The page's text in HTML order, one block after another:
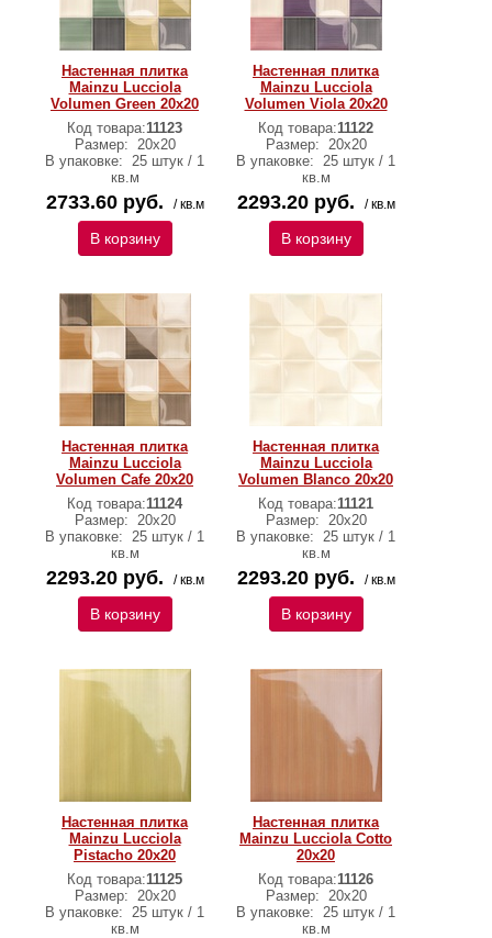
Настенная плитка
Mainzu Lucciola
Volumen Green 20x20
Код товара:11123
Размер: 20x20
В упаковке: 25 штук / 1
кв.м
2733.60 руб. / кв.м
В корзину
Настенная плитка
Mainzu Lucciola
Volumen Viola 20x20
Код товара:11122
Размер: 20x20
В упаковке: 25 штук / 1
кв.м
2293.20 руб. / кв.м
В корзину
Настенная плитка
Mainzu Lucciola
Volumen Cafe 20x20
Код товара:11124
Размер: 20x20
В упаковке: 25 штук / 1
кв.м
2293.20 руб. / кв.м
В корзину
Настенная плитка
Mainzu Lucciola
Volumen Blanco 20x20
Код товара:11121
Размер: 20x20
В упаковке: 25 штук / 1
кв.м
2293.20 руб. / кв.м
В корзину
Настенная плитка
Mainzu Lucciola
Pistacho 20x20
Код товара:11125
Размер: 20x20
В упаковке: 25 штук / 1
кв.м
Настенная плитка
Mainzu Lucciola Cotto
20x20
Код товара:11126
Размер: 20x20
В упаковке: 25 штук / 1
кв.м